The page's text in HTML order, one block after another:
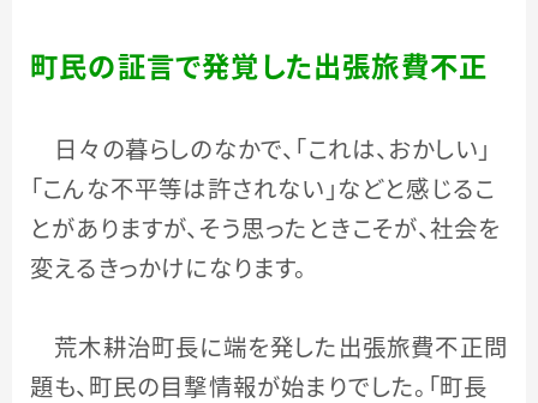
町民の証言で発覚した出張旅費不正
日々の暮らしのなかで、「これは、おかしい」
「こんな不平等は許されない」などと感じるこ
とがありますが、そう思ったときこそが、社会を
変えるきっかけになります。
荒木耕治町長に端を発した出張旅費不正問
題も、町民の目撃情報が始まりでした。「町長